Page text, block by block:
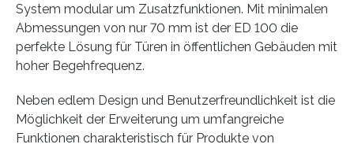
System modular um Zusatzfunktionen. Mit minimalen
Abmessungen von nur 70 mm ist der ED 100 die
perfekte Lösung für Türen in öffentlichen Gebäuden mit
hoher Begehfrequenz.
Neben edlem Design und Benutzerfreundlichkeit ist die
Möglichkeit der Erweiterung um umfangreiche
Funktionen charakteristisch für Produkte von